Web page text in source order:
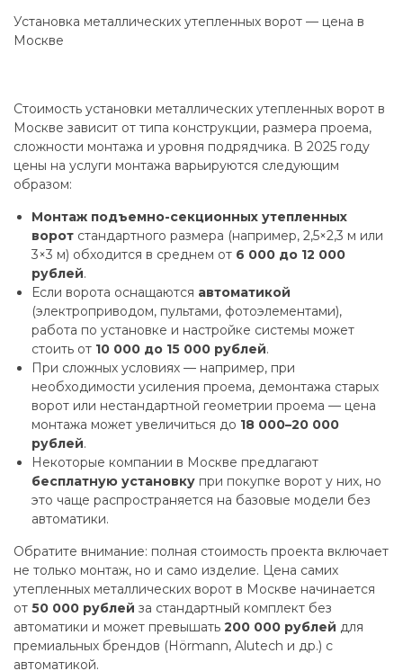
Установка металлических утепленных ворот — цена в
Москве
Стоимость установки металлических утепленных ворот в
Москве зависит от типа конструкции, размера проема,
сложности монтажа и уровня подрядчика. В 2025 году
цены на услуги монтажа варьируются следующим
образом:
Монтаж подъемно-секционных утепленных
ворот стандартного размера (например, 2,5×2,3 м или
3×3 м) обходится в среднем от 6 000 до 12 000
рублей.
Если ворота оснащаются автоматикой
(электроприводом, пультами, фотоэлементами),
работа по установке и настройке системы может
стоить от 10 000 до 15 000 рублей.
При сложных условиях — например, при
необходимости усиления проема, демонтажа старых
ворот или нестандартной геометрии проема — цена
монтажа может увеличиться до 18 000–20 000
рублей.
Некоторые компании в Москве предлагают
бесплатную установку при покупке ворот у них, но
это чаще распространяется на базовые модели без
автоматики.
Обратите внимание: полная стоимость проекта включает
не только монтаж, но и само изделие. Цена самих
утепленных металлических ворот в Москве начинается
от 50 000 рублей за стандартный комплект без
автоматики и может превышать 200 000 рублей для
премиальных брендов (Hörmann, Alutech и др.) с
автоматикой.